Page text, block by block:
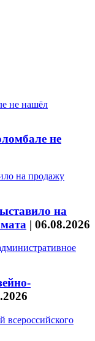
не
на
| 06.08.2026